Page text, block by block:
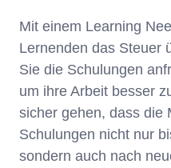
Mit einem Learning
Lernenden das Steuer
Sie die Schulungen
um ihre Arbeit besser
sicher gehen, dass die
Schulungen nicht nur
sondern auch nach